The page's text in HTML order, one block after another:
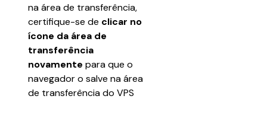
na área de transferência,
certifique-se de clicar no
ícone da área de
transferência
novamente para que o
navegador o salve na área
de transferência do VPS